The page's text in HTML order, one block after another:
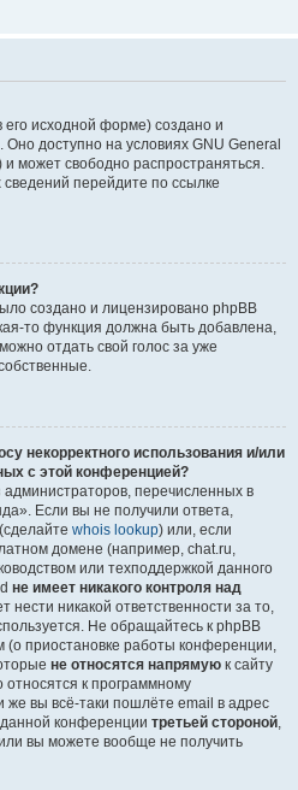
исходной форме) создано и
. Оно доступно на условиях GNU General
может свободно распространяться.
перейдите по ссылке
создано и лицензировано phpBB
то функция должна быть добавлена,
можно отдать свой голос за уже
некорректного использования и/или
с этой конференцией?
перечисленных в
Если вы не получили ответа,
whois lookup) или, если
домене (например, chat.ru,
или техподдержкой данного
не имеет никакого контроля над
нести никакой ответственности за то,
Не обращайтесь к phpBB
(о приостановке работы конференции,
не относятся напрямую к сайту
к программному
вы всё-таки пошлёте email в адрес
конференции третьей стороной,
вы можете вообще не получить